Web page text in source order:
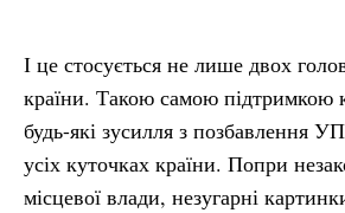
І це стосується не лише двох
країни. Такою самою підтримкою
будь-які зусилля з позбавлення
усіх куточках країни. Попри
місцевої влади, незугарні